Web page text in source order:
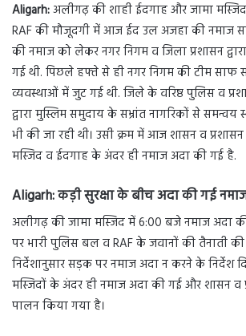
Aligarh:अलीगढ़ की शाही ईदगाह और जामा
RAF की मौजूदगी में आज ईद उल अजहा की नमाज
की नमाज को लेकर नगर निगम व जिला प्रशासन
गई थी. पिछले हफ्ते से ही नगर निगम की टीम साफ
व्यवस्थाओं में जुट गई थी. जिले के वरिष्ठ पुलिस व
द्वारा मुस्लिम समुदाय के सभ्रांत नागरिकों से समन्वय
भी की जा रही थी। उसी क्रम में आज शासन व
मस्जिद व ईदगाह के अंदर ही नमाज अदा की गई है.
Aligarh:कड़ी सुरक्षा के बीच अदा की गई
अलीगढ़ की जामा मस्जिद में 6:00 बजे नमाज अदा
पर भारी पुलिस बल व RAF के जवानों की तैनाती
निर्देशानुसार सड़क पर नमाज अदा न करने के निर्देश
मस्जिदों के अंदर ही नमाज अदा की गई और शासन
पालन किया गया है।